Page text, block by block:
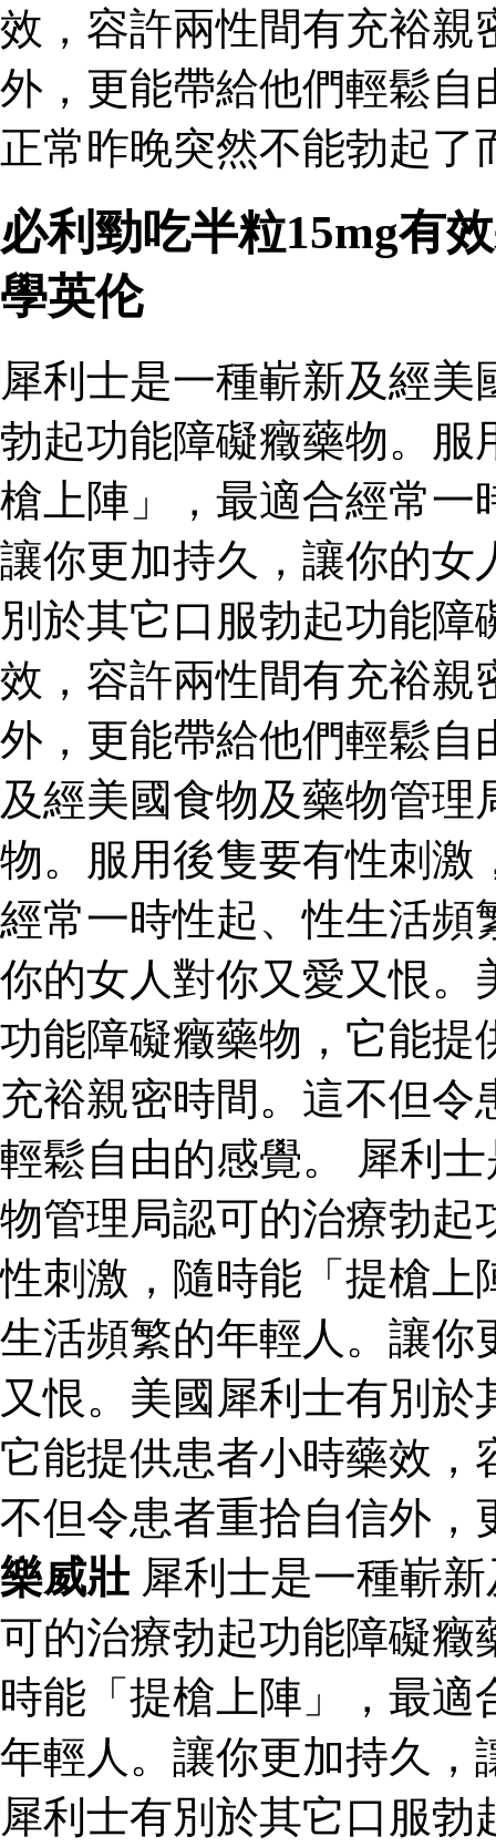
效，容許兩性間有充裕親
外，更能帶給他們輕鬆
正常昨晚突然不能勃起了
必利勁吃半粒15mg有
學英伦
犀利士是一種嶄新及經
勃起功能障礙癥藥物。服
槍上陣」，最適合經常一
讓你更加持久，讓你的女
別於其它口服勃起功能
效，容許兩性間有充裕親
外，更能帶給他們輕鬆自
及經美國食物及藥物管
物。服用後隻要有性刺激
經常一時性起、性生活頻
你的女人對你又愛又恨。
功能障礙癥藥物，它能提
充裕親密時間。這不但
輕鬆自由的感覺。 犀利
物管理局認可的治療勃起
性刺激，隨時能「提槍上
生活頻繁的年輕人。讓你
又恨。美國犀利士有別
它能提供患者小時藥效，
不但令患者重拾自信外，
樂威壯犀利士是一種嶄
可的治療勃起功能障礙癥
時能「提槍上陣」，最
年輕人。讓你更加持久，
犀利士有別於其它口服